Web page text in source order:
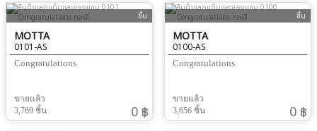
ชิ้น
MOTTA
0101-AS
Congratulations
ขายแล้ว
3,769 ชิ้น
0 ฿
ชิ้น
MOTTA
0100-AS
Congratulations
ขายแล้ว
3,656 ชิ้น
0 ฿